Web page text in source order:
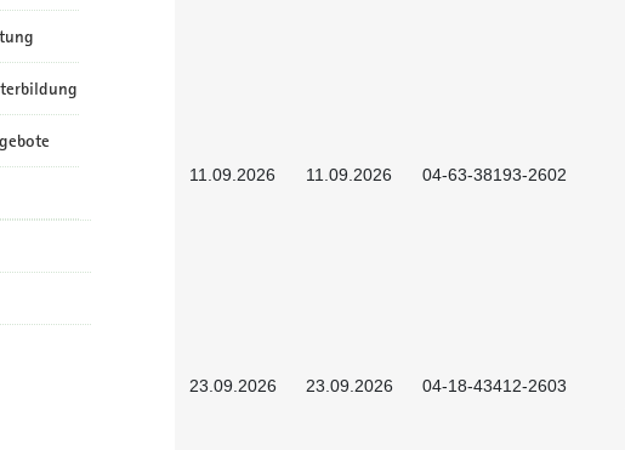
11.09.2026 11.09.2026 04-63-38193-2602
23.09.2026 23.09.2026 04-18-43412-2603